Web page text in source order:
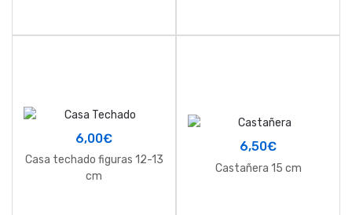
6,00€
Casa techado figuras 12-13
cm
6,50€
Castañera 15 cm